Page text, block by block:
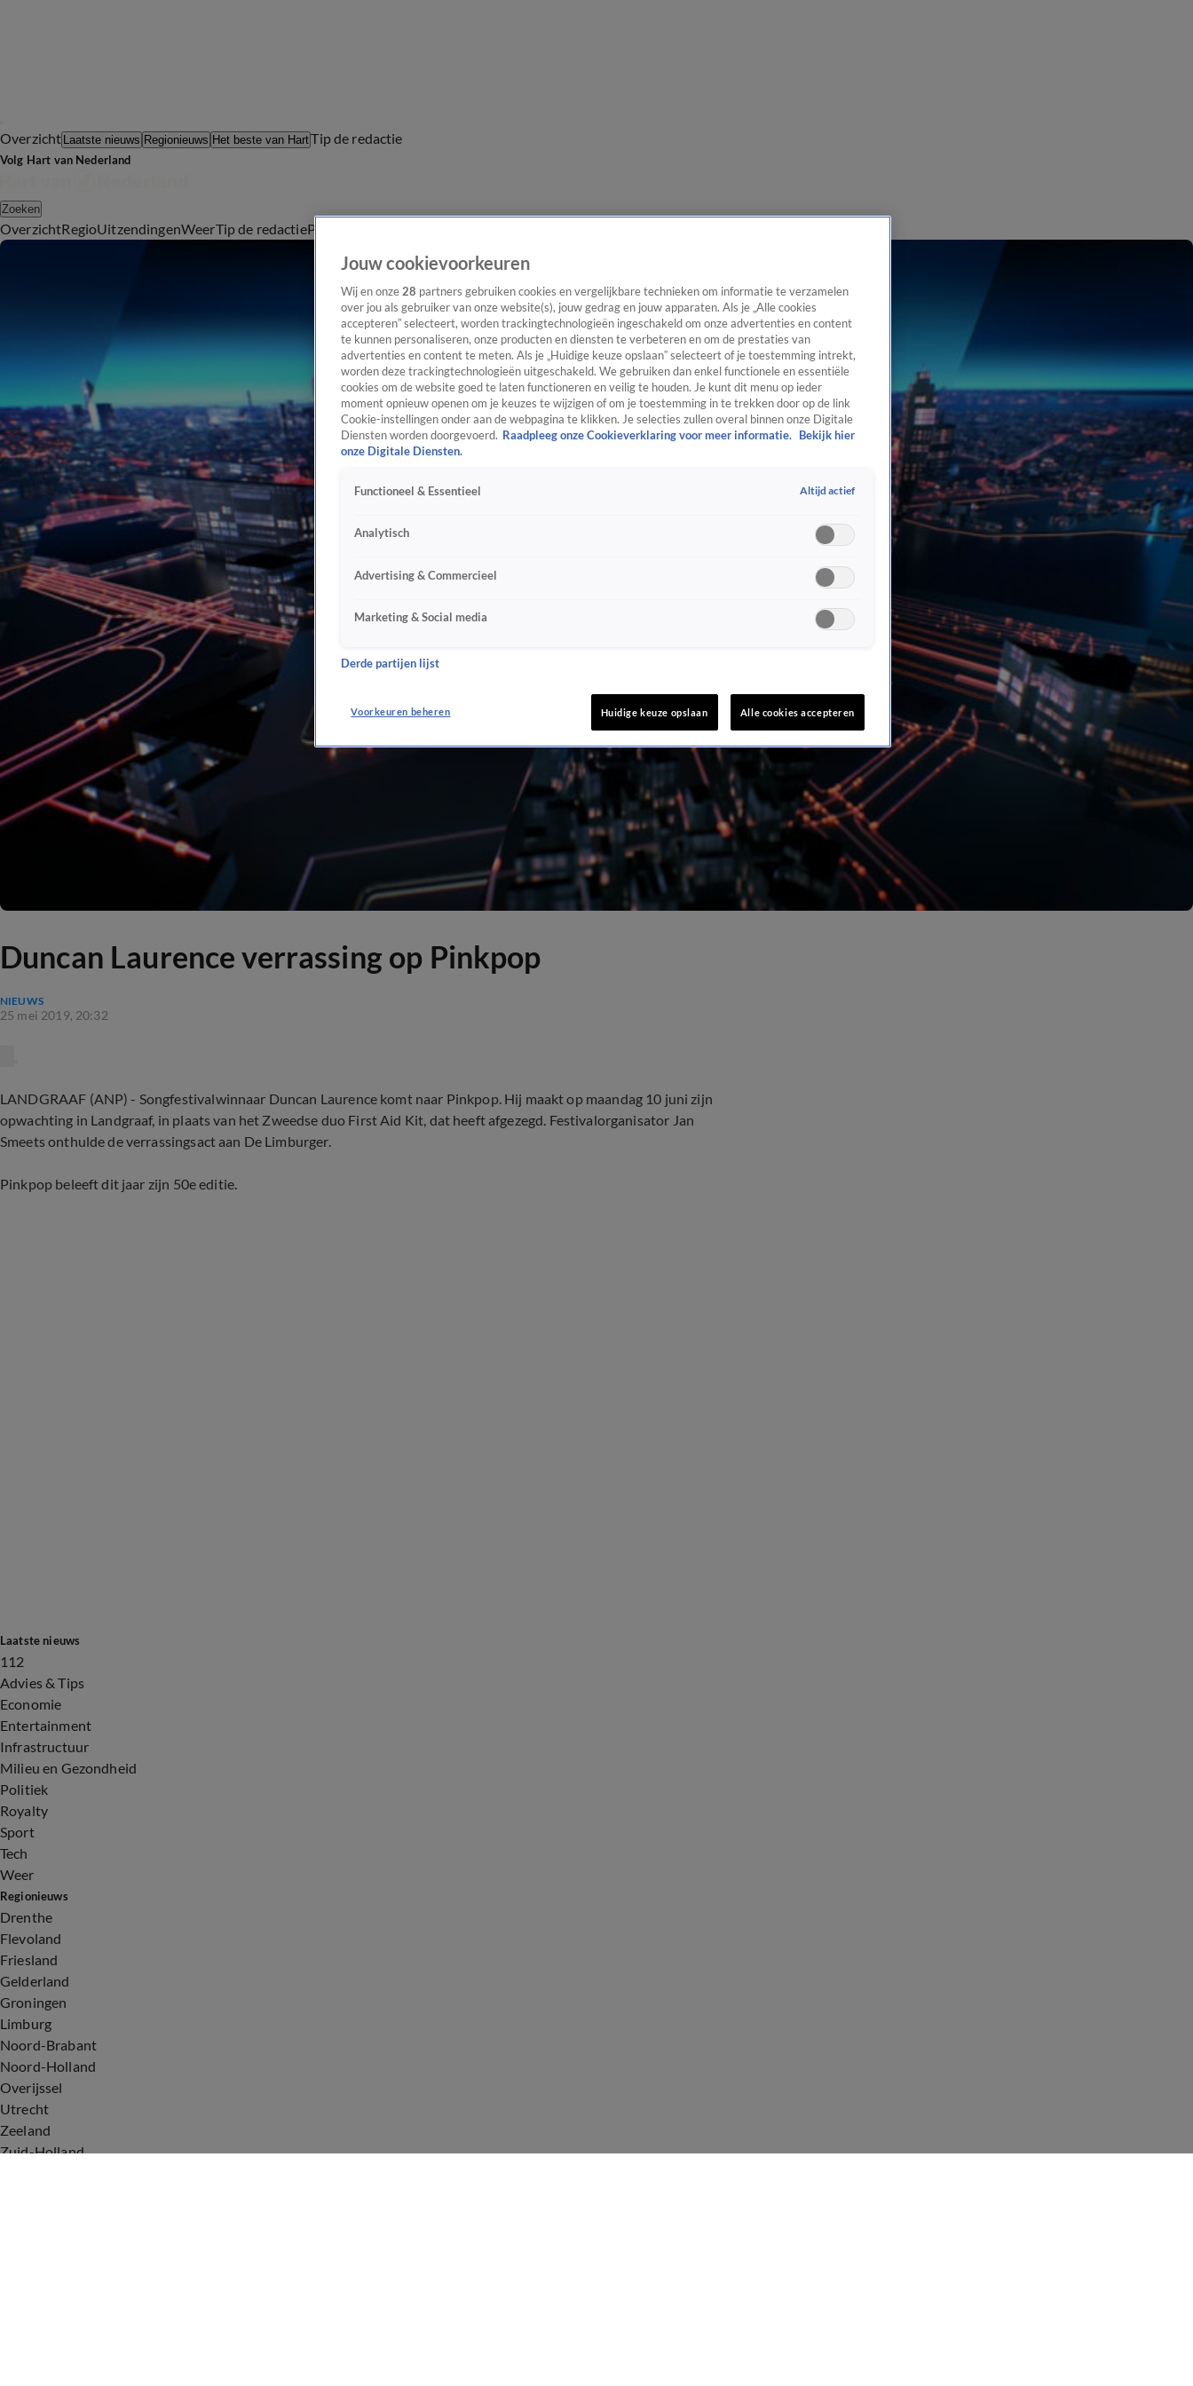
Overzicht Laatste nieuws Regionieuws Het beste van HartTip de redactie
Volg Hart van Nederland
Zoeken
OverzichtRegioUitzendingenWeerTip de redactiePanel
Duncan Laurence verrassing op Pinkpop
NIEUWS
25 mei 2019, 20:32
LANDGRAAF (ANP) - Songfestivalwinnaar Duncan Laurence komt naar Pinkpop. Hij maakt op maandag 10 juni zijn
opwachting in Landgraaf, in plaats van het Zweedse duo First Aid Kit, dat heeft afgezegd. Festivalorganisator Jan
Smeets onthulde de verrassingsact aan De Limburger.
Pinkpop beleeft dit jaar zijn 50e editie.
Laatste nieuws
112
Advies & Tips
Economie
Entertainment
Infrastructuur
Milieu en Gezondheid
Politiek
Royalty
Sport
Tech
Weer
Regionieuws
Drenthe
Flevoland
Friesland
Gelderland
Groningen
Limburg
Noord-Brabant
Noord-Holland
Overijssel
Utrecht
Zeeland
Zuid-Holland
Jouw cookievoorkeuren
Wij en onze 28 partners gebruiken cookies en vergelijkbare technieken om informatie te verzamelen
over jou als gebruiker van onze website(s), jouw gedrag en jouw apparaten. Als je „Alle cookies
accepteren” selecteert, worden trackingtechnologieën ingeschakeld om onze advertenties en content
te kunnen personaliseren, onze producten en diensten te verbeteren en om de prestaties van
advertenties en content te meten. Als je „Huidige keuze opslaan” selecteert of je toestemming intrekt,
worden deze trackingtechnologieën uitgeschakeld. We gebruiken dan enkel functionele en essentiële
cookies om de website goed te laten functioneren en veilig te houden. Je kunt dit menu op ieder
moment opnieuw openen om je keuzes te wijzigen of om je toestemming in te trekken door op de link
Cookie-instellingen onder aan de webpagina te klikken. Je selecties zullen overal binnen onze Digitale
Diensten worden doorgevoerd. Raadpleeg onze Cookieverklaring voor meer informatie. Bekijk hier
onze Digitale Diensten.
Functioneel & Essentieel Altijd actief
Analytisch
Advertising & Commercieel
Marketing & Social media
Derde partijen lijst
Voorkeuren beheren Huidige keuze opslaan Alle cookies accepteren